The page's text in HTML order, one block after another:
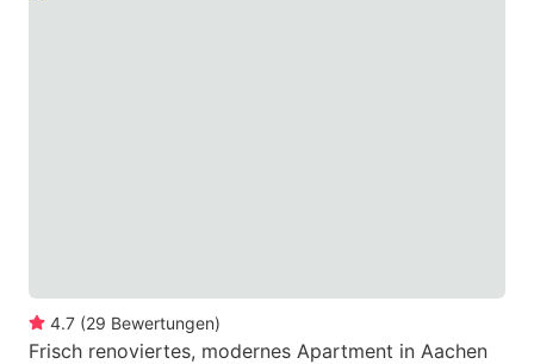
4.7 (29 Bewertungen)
Frisch renoviertes, modernes Apartment in Aachen